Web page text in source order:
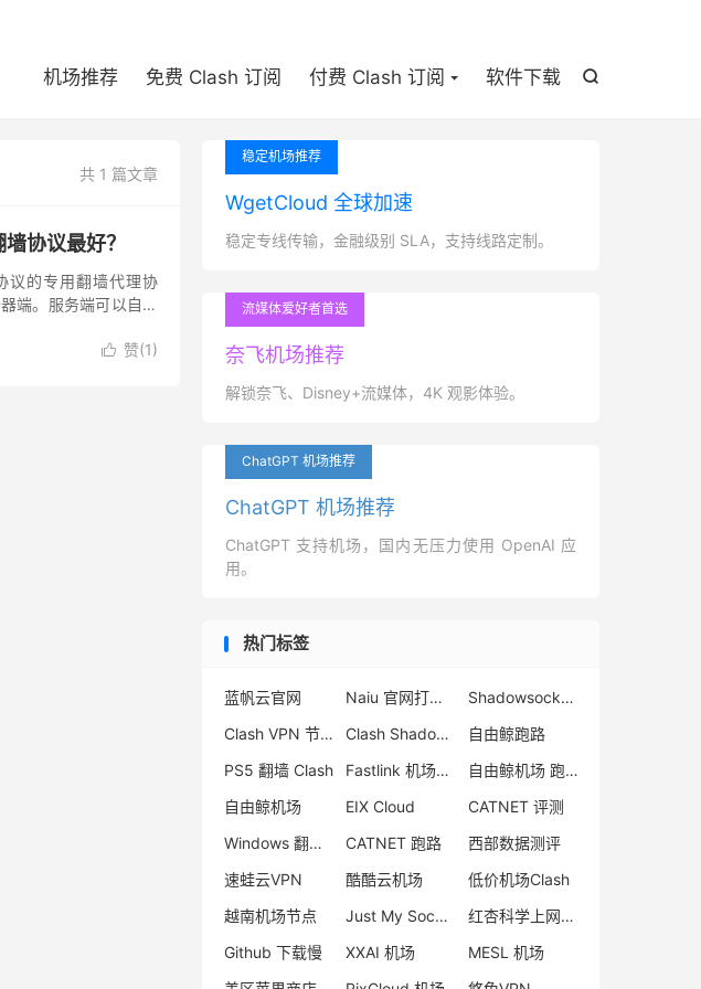

机场推荐 免费 Clash 订阅 付费 Clash 订阅 软件下载
共 1 篇文章
协议最好？
议的专用翻墙代理协
端。服务端可以自己
 赞(1)
稳定机场推荐
WgetCloud 全球加速
稳定专线传输，金融级别 SLA，支持线路定制。
流媒体爱好者首选
奈飞机场推荐
解锁奈飞、Disney+流媒体，4K 观影体验。
ChatGPT 机场推荐
ChatGPT 机场推荐
ChatGPT 支持机场，国内无压力使用 OpenAI 应
用。
热门标签
蓝帆云官网 Naiu 官网打不开
Shadowsocks 服务器
Clash VPN 节点
Clash Shadowsocks 订阅
自由鲸跑路
PS5 翻墙 Clash
Fastlink 机场怎么样
自由鲸机场 跑路
自由鲸机场
EIX Cloud
CATNET 评测
Windows 翻墙软件下载
CATNET 跑路
西部数据测评
速蛙云VPN
酷酷云机场
低价机场Clash
越南机场节点
Just My Socks 连不上解决方案
红杏科学上网加速器
Github 下载慢
XXAI 机场
MESL 机场